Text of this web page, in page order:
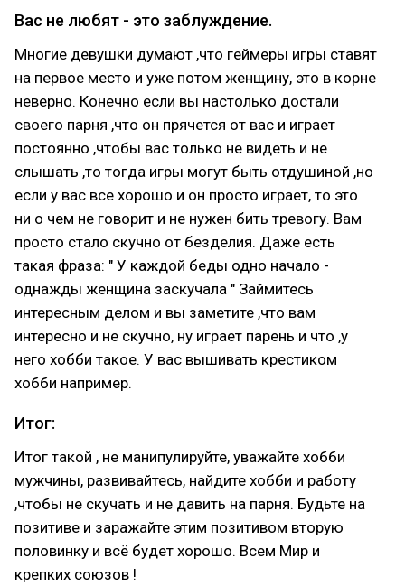
Вас не любят - это заблуждение.
Многие девушки думают ,что геймеры игры ставят
на первое место и уже потом женщину, это в корне
неверно. Конечно если вы настолько достали
своего парня ,что он прячется от вас и играет
постоянно ,чтобы вас только не видеть и не
слышать ,то тогда игры могут быть отдушиной ,но
если у вас все хорошо и он просто играет, то это
ни о чем не говорит и не нужен бить тревогу. Вам
просто стало скучно от безделия. Даже есть
такая фраза: " У каждой беды одно начало -
однажды женщина заскучала " Займитесь
интересным делом и вы заметите ,что вам
интересно и не скучно, ну играет парень и что ,у
него хобби такое. У вас вышивать крестиком
хобби например.
Итог:
Итог такой , не манипулируйте, уважайте хобби
мужчины, развивайтесь, найдите хобби и работу
,чтобы не скучать и не давить на парня. Будьте на
позитиве и заражайте этим позитивом вторую
половинку и всё будет хорошо. Всем Мир и
крепких союзов !